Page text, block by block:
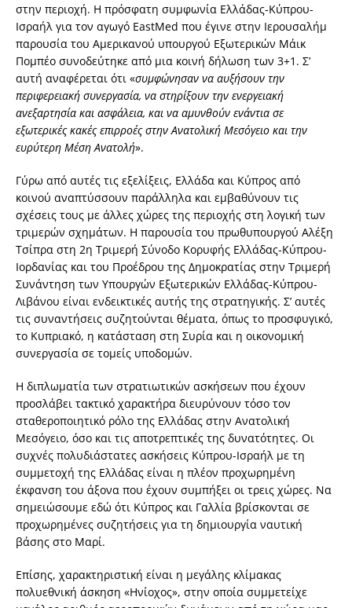
στην περιοχή. Η πρόσφατη συμφωνία Ελλάδας-Κύπρου-
Ισραήλ για τον αγωγό EastMed που έγινε στην Ιερουσαλήμ
παρουσία του Αμερικανού υπουργού Εξωτερικών Μάικ
Πομπέο συνοδεύτηκε από μια κοινή δήλωση των 3+1. Σ’
αυτή αναφέρεται ότι «συμφώνησαν να αυξήσουν την
περιφερειακή συνεργασία, να στηρίξουν την ενεργειακή
ανεξαρτησία και ασφάλεια, και να αμυνθούν ενάντια σε
εξωτερικές κακές επιρροές στην Ανατολική Μεσόγειο και την
ευρύτερη Μέση Ανατολή».
Γύρω από αυτές τις εξελίξεις, Ελλάδα και Κύπρος από
κοινού αναπτύσσουν παράλληλα και εμβαθύνουν τις
σχέσεις τους με άλλες χώρες της περιοχής στη λογική των
τριμερών σχημάτων. Η παρουσία του πρωθυπουργού Αλέξη
Τσίπρα στη 2η Τριμερή Σύνοδο Κορυφής Ελλάδας-Κύπρου-
Ιορδανίας και του Προέδρου της Δημοκρατίας στην Τριμερή
Συνάντηση των Υπουργών Εξωτερικών Ελλάδας-Κύπρου-
Λιβάνου είναι ενδεικτικές αυτής της στρατηγικής. Σ’ αυτές
τις συναντήσεις συζητούνται θέματα, όπως το προσφυγικό,
το Κυπριακό, η κατάσταση στη Συρία και η οικονομική
συνεργασία σε τομείς υποδομών.
Η διπλωματία των στρατιωτικών ασκήσεων που έχουν
προσλάβει τακτικό χαρακτήρα διευρύνουν τόσο τον
σταθεροποιητικό ρόλο της Ελλάδας στην Ανατολική
Μεσόγειο, όσο και τις αποτρεπτικές της δυνατότητες. Οι
συχνές πολυδιάστατες ασκήσεις Κύπρου-Ισραήλ με τη
συμμετοχή της Ελλάδας είναι η πλέον προχωρημένη
έκφανση του άξονα που έχουν συμπήξει οι τρεις χώρες. Να
σημειώσουμε εδώ ότι Κύπρος και Γαλλία βρίσκονται σε
προχωρημένες συζητήσεις για τη δημιουργία ναυτική
βάσης στο Μαρί.
Επίσης, χαρακτηριστική είναι η μεγάλης κλίμακας
πολυεθνική άσκηση «Ηνίοχος», στην οποία συμμετείχε